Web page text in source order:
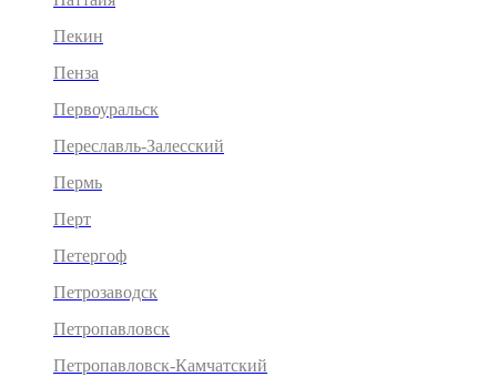
Пекин
Пенза
Первоуральск
Переславль-Залесский
Пермь
Перт
Петергоф
Петрозаводск
Петропавловск
Петропавловск-Камчатский